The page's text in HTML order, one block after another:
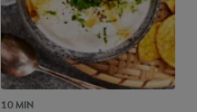
10 MIN